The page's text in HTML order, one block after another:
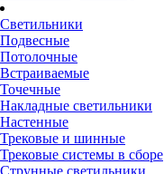
Светильники
Подвесные
Потолочные
Встраиваемые
Точечные
Накладные светильники
Настенные
Трековые и шинные
Трековые системы в сборе
Струнные светильники